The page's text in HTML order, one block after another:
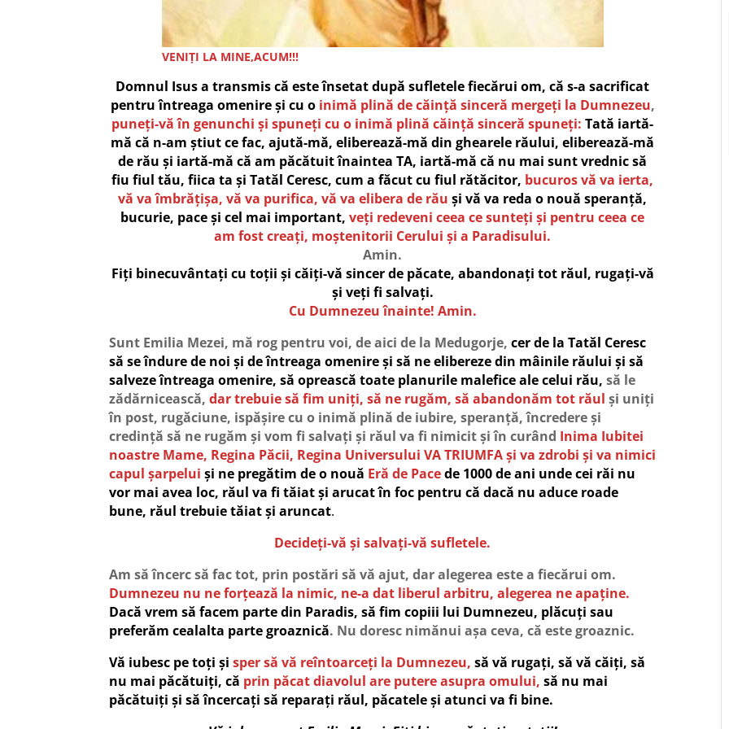
VENIȚI LA MINE,ACUM!!!
Domnul Isus a transmis că este însetat după sufletele fiecărui om, că s-a sacrificat
pentru întreaga omenire și cu o inimă plină de căință sinceră mergeți la Dumnezeu,
puneți-vă în genunchi și spuneți cu o inimă plină căință sinceră spuneți:Tată iartă-
mă că n-am știut ce fac, ajută-mă, eliberează-mă din ghearele răului, eliberează-mă
de rău și iartă-mă că am păcătuit înaintea TA, iartă-mă că nu mai sunt vrednic să
fiu fiul tău, fiica ta și Tatăl Ceresc, cum a făcut cu fiul rătăcitor, bucuros vă va ierta,
vă va îmbrățișa, vă va purifica, vă va elibera de răuși vă va reda o nouă speranță,
bucurie, pace și cel mai important,veți redeveni ceea ce sunteți și pentru ceea ce
am fost creați, moștenitorii Cerului și a Paradisului.
Amin.
Fiți binecuvântați cu toții și căiți-vă sincer de păcate, abandonați tot răul, rugați-vă
și veți fi salvați.
Cu Dumnezeu înainte! Amin.
Sunt Emilia Mezei, mă rog pentru voi, de aici de la Medugorje,cer de la Tatăl Ceresc
să se îndure de noi și de întreaga omenire și să ne elibereze din mâinile răului și să
salveze întreaga omenire, să oprească toate planurile malefice ale celui rău, să le
zădărnicească,dar trebuie să fim uniți, să ne rugăm, să abandonăm tot răul și uniți
în post, rugăciune, ispășire cu o inimă plină de iubire, speranță, încredere și
credință să ne rugăm și vom fi salvați și răul va fi nimicit și în curând Inima Iubitei
noastre Mame, Regina Păcii, Regina Universului VA TRIUMFA și va zdrobi și va nimici
capul șarpeluiși ne pregătim de o nouă Eră de Pacede 1000 de ani unde cei răi nu
vor mai avea loc, răul va fi tăiat și arucat în foc pentru că dacă nu aduce roade
bune, răul trebuie tăiat și aruncat.
Decideți-vă și salvați-vă sufletele.
Am să încerc să fac tot, prin postări să vă ajut, dar alegerea este a fiecărui om.
Dumnezeu nu ne forțează la nimic, ne-a dat liberul arbitru, alegerea ne apaține.
Dacă vrem să facem parte din Paradis, să fim copiii lui Dumnezeu, plăcuți sau
preferăm cealalta parte groaznică. Nu doresc nimănui așa ceva, că este groaznic.
Vă iubesc pe toți șisper să vă reîntoarceți la Dumnezeu,să vă rugați, să vă căiți, să
nu mai păcătuiți, că prin păcat diavolul are putere asupra omului, să nu mai
păcătuiți și să încercați să reparați răul, păcatele și atunci va fi bine.